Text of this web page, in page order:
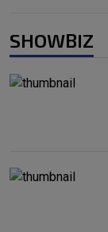
SHOWBIZ